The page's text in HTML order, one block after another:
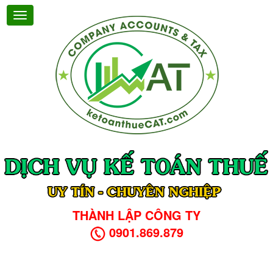
THÀNH LẬP CÔNG TY
0901.869.879